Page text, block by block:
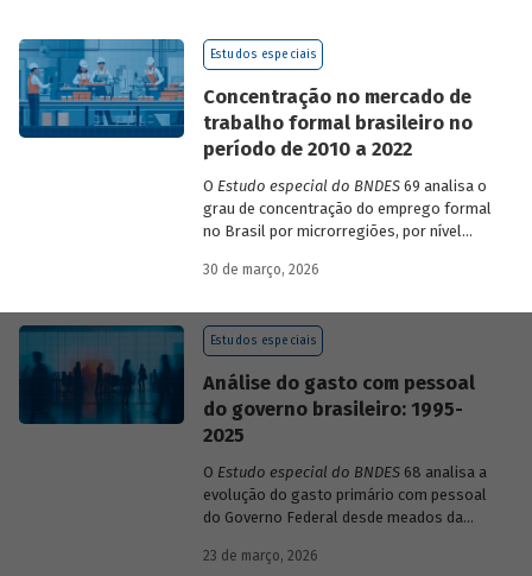
mundiais para o ano em curso e para dois
Estudos especiais
Concentração no mercado de
trabalho formal brasileiro no
período de 2010 a 2022
O Estudo especial do BNDES69 analisa o
grau de concentração do emprego formal
no Brasil por microrregiões, por nível
setores, entre 2010 e 2022.
30 de março, 2026
Estudos especiais
Análise do gasto com pessoal
do governo brasileiro: 1995-
2025
O Estudo especial do BNDES68 analisa a
evolução do gasto primário com pessoal
do Governo Federal desde meados da
durante esse período e as mudanças
23 de março, 2026